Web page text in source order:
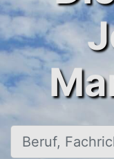
Beruf, Fachrichtung,